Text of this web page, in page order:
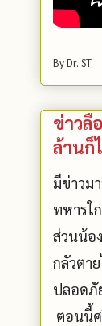
ByDr. ST
ข่าวลื
ล้านก็
มีข่าวม
ทหารใ
ส่วนน้อ
กลัวตา
ปลอดภั
ตอนนี้ศ